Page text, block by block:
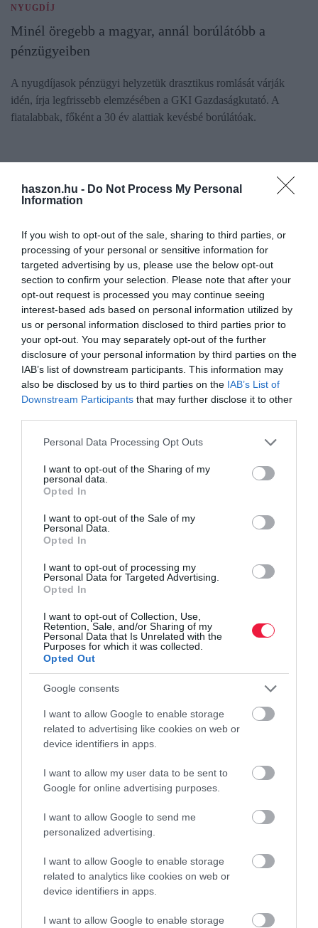
haszon.hu - Do Not Process My Personal
Information
If you wish to opt-out of the sale, sharing to third parties, or
processing of your personal or sensitive information for
targeted advertising by us, please use the below opt-out
section to confirm your selection. Please note that after your
opt-out request is processed you may continue seeing
interest-based ads based on personal information utilized by
us or personal information disclosed to third parties prior to
your opt-out. You may separately opt-out of the further
disclosure of your personal information by third parties on the
IAB’s list of downstream participants. This information may
also be disclosed by us to third parties on the IAB’s List of
Downstream Participants that may further disclose it to other
Please note that this website/app uses one or more Google
not limited to your visit or usage behaviour. You may click to
grant or deny consent to Google and its third-party tags to
use your data for below specified purposes in below Google
consent section.
Personal Data Processing Opt Outs
I want to opt-out of the Sharing of my
personal data.
Opted In
I want to opt-out of the Sale of my
Personal Data.
Opted In
I want to opt-out of processing my
Personal Data for Targeted Advertising.
Opted In
I want to opt-out of Collection, Use,
Retention, Sale, and/or Sharing of my
Personal Data that Is Unrelated with the
Purposes for which it was collected.
Opted Out
Google consents
I want to allow Google to enable storage
related to advertising like cookies on web or
device identifiers in apps.
I want to allow my user data to be sent to
Google for online advertising purposes.
I want to allow Google to send me
personalized advertising.
I want to allow Google to enable storage
related to analytics like cookies on web or
device identifiers in apps.
I want to allow Google to enable storage
NYUGDÍJ
Minél öregebb a magyar, annál borúlátóbb a
pénzügyeiben
A nyugdíjasok pénzügyi helyzetük drasztikus romlását várják
idén, írja legfrissebb elemzésében a GKI Gazdaságkutató. A
fiatalabbak, főként a 30 év alattiak kevésbé borúlátóak.
MUNKA
A legszegényebb magyarok havi 219, a
leggazdagabbak 457 ezerből élnének nagyon jól
A Központi Statisztikai Hivatal időről-időre közzéteszi a
szubjektív jólléttel kapcsolatos felmérések eredményét. Ezek az
adatok egyebek között arra is rámutatnak, hogy a lakosság
különböző…